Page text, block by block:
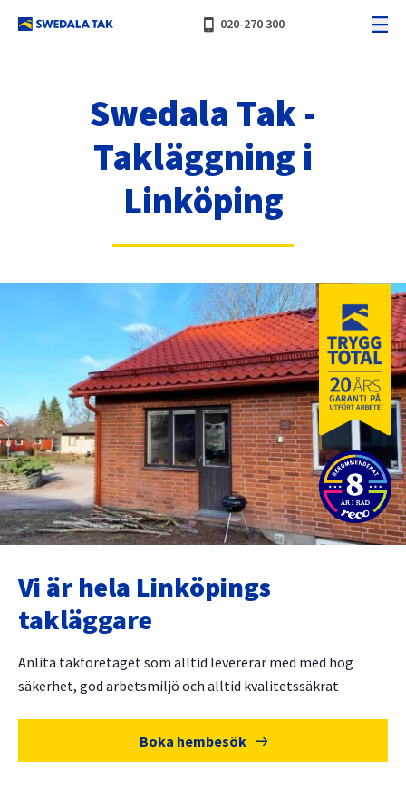
phone_iphone 020-270 300
Swedala Tak -
Takläggning i
Linköping
Vi är hela Linköpings
takläggare
Anlita takföretaget som alltid levererar med med hög
säkerhet, god arbetsmiljö och alltid kvalitetssäkrat
Boka hembesök